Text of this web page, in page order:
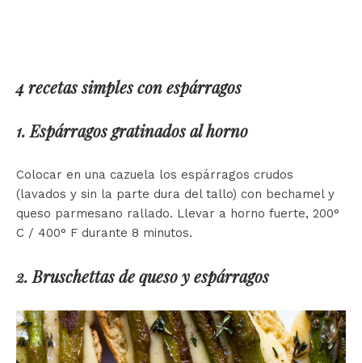
4 recetas simples con espárragos
1. Espárragos gratinados al horno
Colocar en una cazuela los espárragos crudos
(lavados y sin la parte dura del tallo) con bechamel y
queso parmesano rallado. Llevar a horno fuerte, 200°
C / 400° F durante 8 minutos.
2. Bruschettas de queso y espárragos